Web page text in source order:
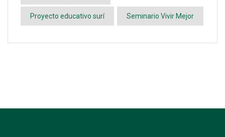
Proyecto educativo surí Seminario Vivir Mejor